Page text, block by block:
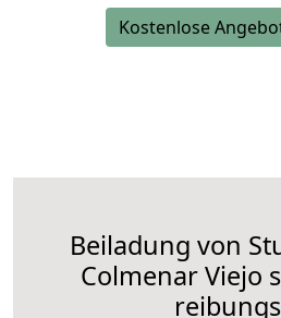
Kostenlose
Beiladung von
Colmenar Viejo